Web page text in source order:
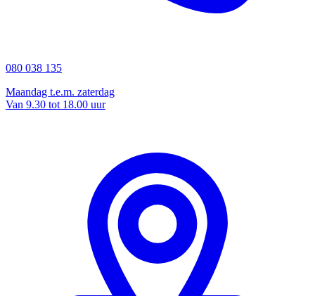
080 038 135
Maandag t.e.m. zaterdag
Van 9.30 tot 18.00 uur